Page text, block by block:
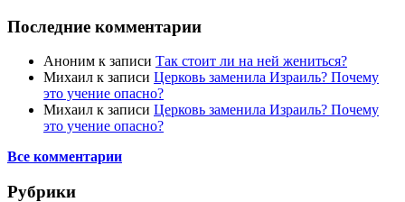
Последние комментарии
Аноним к записи Так стоит ли на ней жениться?
Михаил к записи Церковь заменила Израиль? Почему
это учение опасно?
Михаил к записи Церковь заменила Израиль? Почему
это учение опасно?
Все комментарии
Рубрики